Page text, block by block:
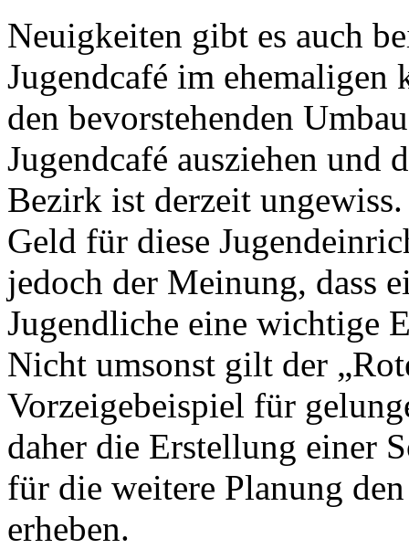
Neuigkeiten gibt es auch
Jugendcafé im
den bevorstehenden
Jugendcafé ausziehen
Bezirk ist derzeit
Geld für diese
jedoch der Meinung, dass
Jugendliche eine wichtige
Nicht umsonst gilt der
Vorzeigebeispiel für
daher die Erstellung einer
für die weitere Planung
erheben.